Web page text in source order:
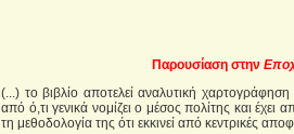
Παρουσίαση στην
(...) το βιβλίο αποτελεί αναλυτική
από ό,τι γενικά νομίζει ο μέσος πολίτης και
τη μεθοδολογία της ότι εκκινεί από κεντρικές